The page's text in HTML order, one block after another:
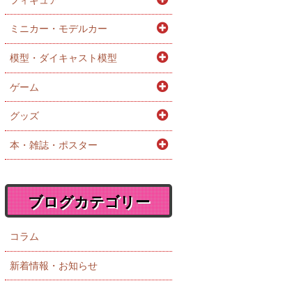
ミニカー・モデルカー
模型・ダイキャスト模型
ゲーム
グッズ
本・雑誌・ポスター
ブログカテゴリー
コラム
新着情報・お知らせ